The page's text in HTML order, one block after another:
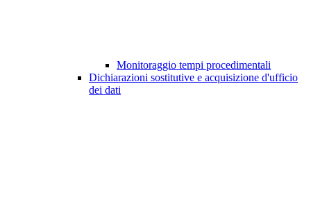
Monitoraggio tempi procedimentali
Dichiarazioni sostitutive e acquisizione d'ufficio
dei dati